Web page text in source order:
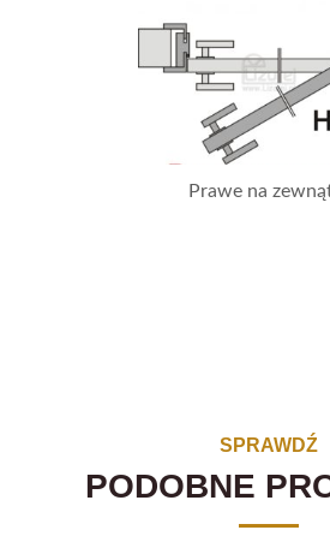
Prawe na
SPRAWDŹ
PODOBNE